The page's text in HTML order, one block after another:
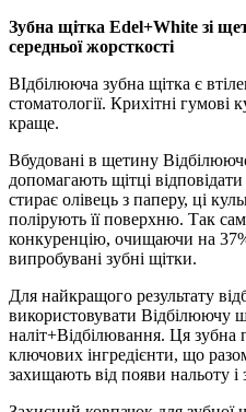
Зубна щітка Edel+White зі
середньої жорсткості
ВІдбілююча зубна щітка є
стоматології. Крихітні гумові
краще.
Вбудовані в щетину
допомагають щітці
стирає олівець з паперу, ці
полірують її поверхню. Так
конкуренцію, очищаючи на
випробувані зубні щітки.
Для найкращого результату
використовувати Відбілюючу
наліт+Відбілювання. Ця зубна
ключових інгредієнти, що
захищають від появи нальоту